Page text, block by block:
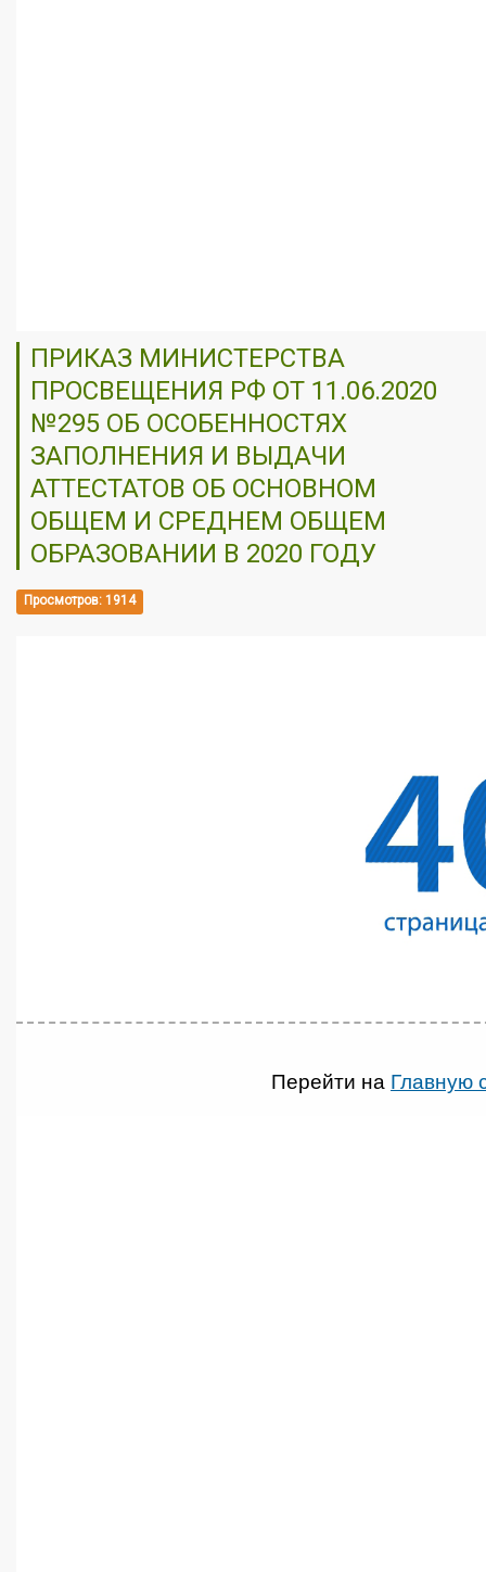
ПРИКАЗ МИНИСТЕРСТВА
ПРОСВЕЩЕНИЯ РФ ОТ 11.06.2020
№295 ОБ ОСОБЕННОСТЯХ
ЗАПОЛНЕНИЯ И ВЫДАЧИ
АТТЕСТАТОВ ОБ ОСНОВНОМ
ОБЩЕМ И СРЕДНЕМ ОБЩЕМ
ОБРАЗОВАНИИ В 2020 ГОДУ
Просмотров: 1914